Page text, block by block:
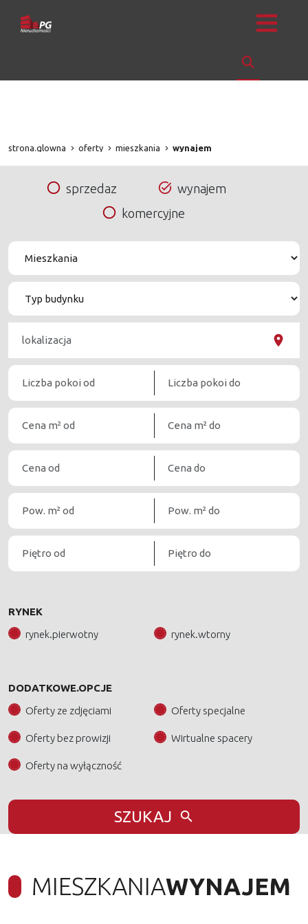
strona.glowna oferty mieszkania wynajem
sprzedaz
wynajem
komercyjne
RYNEK
rynek.pierwotny
rynek.wtorny
DODATKOWE.OPCJE
Oferty ze zdjęciami
Oferty specjalne
Oferty bez prowizji Wirtualne spacery
Oferty na wyłączność
SZUKAJ
MIESZKANIAWYNAJEM